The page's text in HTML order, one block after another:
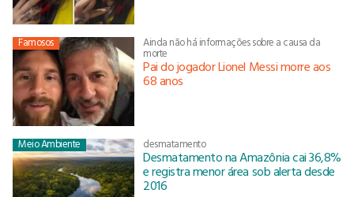
Famosos Ainda não há informações sobre a causa da
morte
Pai do jogador Lionel Messi morre aos
68 anos
Meio Ambiente desmatamento
Desmatamento na Amazônia cai 36,8%
e registra menor área sob alerta desde
2016